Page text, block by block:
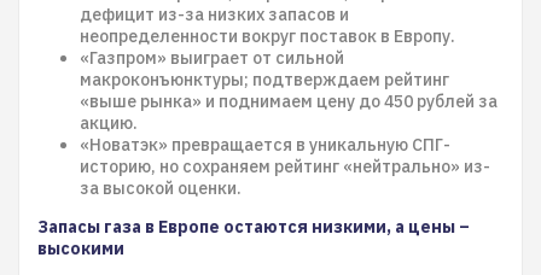
дефицит из-за низких запасов и
неопределенности вокруг поставок в Европу.
«Газпром» выиграет от сильной
макроконъюнктуры; подтверждаем рейтинг
«выше рынка» и поднимаем цену до 450 рублей за
акцию.
«Новатэк» превращается в уникальную СПГ-
историю, но сохраняем рейтинг «нейтрально» из-
за высокой оценки.
Запасы газа в Европе остаются низкими, а цены –
высокими